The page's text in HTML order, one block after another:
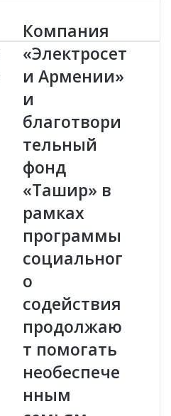
К
о
м
п
а
н
и
я
«
Э
л
е
т
р
с
е
и
А
м
е
и
Компания
«Электросет
и Армении»
и
благотвори
тельный
фонд
«Ташир» в
рамках
программы
социальног
о
содействия
продолжаю
т помогать
необеспече
нным